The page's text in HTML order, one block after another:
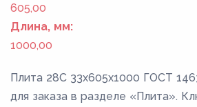
605,00
Длина, мм:
1000,00
Плита 28С 33x605x1000 ГОСТ
для заказа в разделе «Плита».